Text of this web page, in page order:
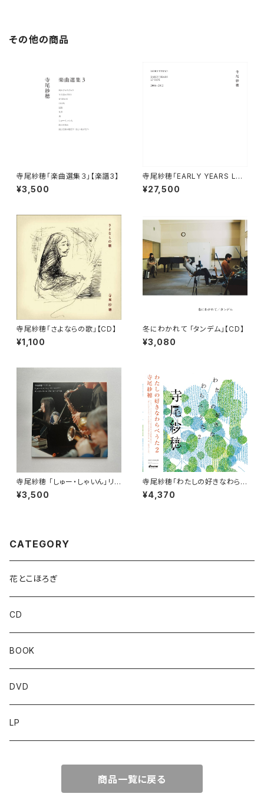
その他の商品
寺尾紗穂「楽曲選集３」【楽譜3】
¥3,500
寺尾紗穂「EARLY YEARS LP
BOX 2006-2012」（レコード）
【LP】
¥27,500
寺尾紗穂「さよならの歌」【CD】
¥1,100
冬にわかれて 「タンデム」【CD】
¥3,080
寺尾紗穂 「しゅー・しゃいん」リリ
ースツアー サントリーホール ブ
ルーローズ公演【DVD】
¥3,500
寺尾紗穂「わたしの好きなわら
べうた２」 (レコード）完全限定
生産【LP】
¥4,370
CATEGORY
花とこほろぎ
CD
BOOK
DVD
LP
商品一覧に戻る